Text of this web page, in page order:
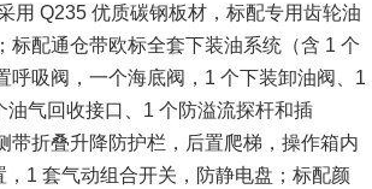
用 Q235 优质碳钢板材，标配专用齿轮油
标配通仓带欧标全套下装油系统（含 1 个
呼吸阀，一个海底阀，1 个下装卸油阀、1
油气回收接口、1 个防溢流探杆和插
带折叠升降防护栏，后置爬梯，操作箱内
，1 套气动组合开关，防静电盘；标配颜